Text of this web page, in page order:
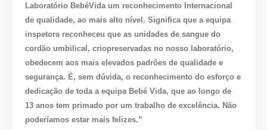
Laboratório BebéVida um reconhecimento Internacional
de qualidade, ao maisalto nível. Significa que a equipa
inspetora reconheceu que as unidades de sangue do
cordão umbilical, criopreservadas no nosso laboratório,
obedecem aos mais elevados padrões de qualidade e
segurança. É, sem dúvida, o reconhecimento do esforço e
dedicação de toda a equipa Bebé Vida, que ao longo de
13 anos tem primado por um trabalho de excelência. Não
poderíamos estar mais felizes.”